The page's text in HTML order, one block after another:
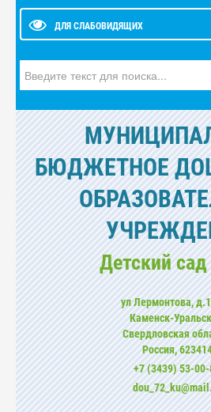
ДЛЯ СЛАБОВИДЯЩИХ
БЮДЖЕТНОЕ
Детский
ул Лермонтова,
Каменск-
Свердловская
Россия,
+7 (3439) 53-